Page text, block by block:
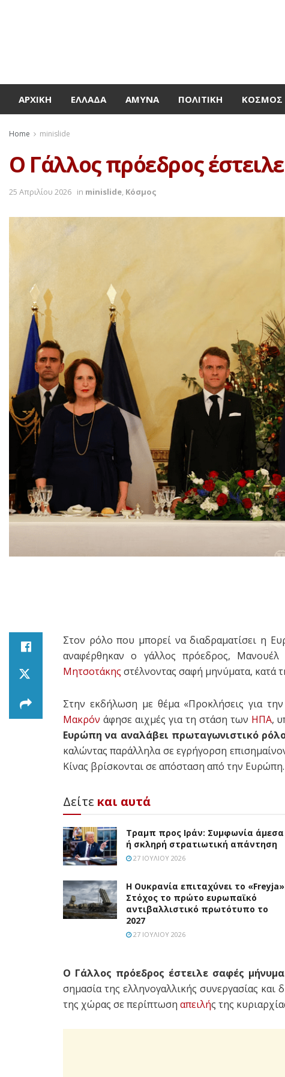
ΑΡΧΙΚΉ ΕΛΛΆΔΑ ΆΜΥΝΑ ΠΟΛΙΤΙΚΉ ΚΌΣΜΟΣ
Home minislide
Ο Γάλλος πρόεδρος
25 Απριλίου 2026 in minislide, Κόσμος
Στον ρόλο που μπορεί να διαδραματίσει η
αναφέρθηκαν ο γάλλος πρόεδρος, Μανουέλ
Μητσοτάκης στέλνοντας σαφή μηνύματα, κατά
Στην εκδήλωση με θέμα «Προκλήσεις για την
Μακρόν άφησε αιχμές για τη στάση των ΗΠΑ,
Ευρώπη να αναλάβει πρωταγωνιστικό
καλώντας παράλληλα σε εγρήγορση
Κίνας βρίσκονται σε απόσταση από την Ευρώπη.
Δείτε και αυτά
Τραμπ προς Ιράν: Συμφωνία άμεσα
ή σκληρή στρατιωτική απάντηση
27 ΙΟΥΛΊΟΥ 2026
Η Ουκρανία επιταχύνει το
Στόχος το πρώτο ευρωπαϊκό
αντιβαλλιστικό πρωτότυπο το
2027
27 ΙΟΥΛΊΟΥ 2026
Ο Γάλλος πρόεδρος έστειλε σαφές μήνυμα
σημασία της ελληνογαλλικής συνεργασίας και
της χώρας σε περίπτωση απειλής της